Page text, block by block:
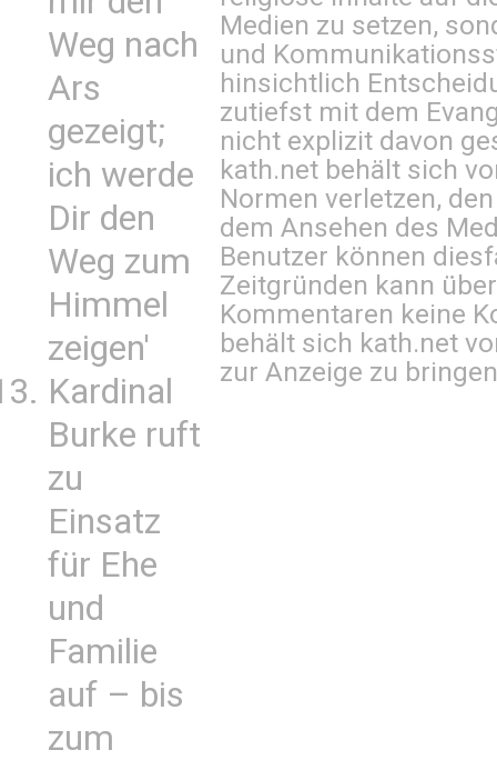
Weg nach
Ars
gezeigt;
ich werde
Dir den
Weg zum
Himmel
zeigen'
Kardinal
Burke ruft
zu
Einsatz
für Ehe
und
Familie
auf – bis
zum
Medien zu setzen,
und
hinsichtlich
zutiefst mit dem
nicht explizit davon
kath.net behält sich
Normen verletzen,
dem Ansehen des
Benutzer können
Zeitgründen kann
Kommentaren keine
behält sich kath.net
zur Anzeige zu